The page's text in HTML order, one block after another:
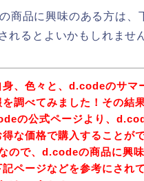
商品に興味のある方は、
れるとよいかもしれませ
身、色々と、d.codeのサマ
を調べてみました！その結
の公式ページより、
得な価格で購入することが
ので、d.codeの商品に興
記ページなどを参考にされ